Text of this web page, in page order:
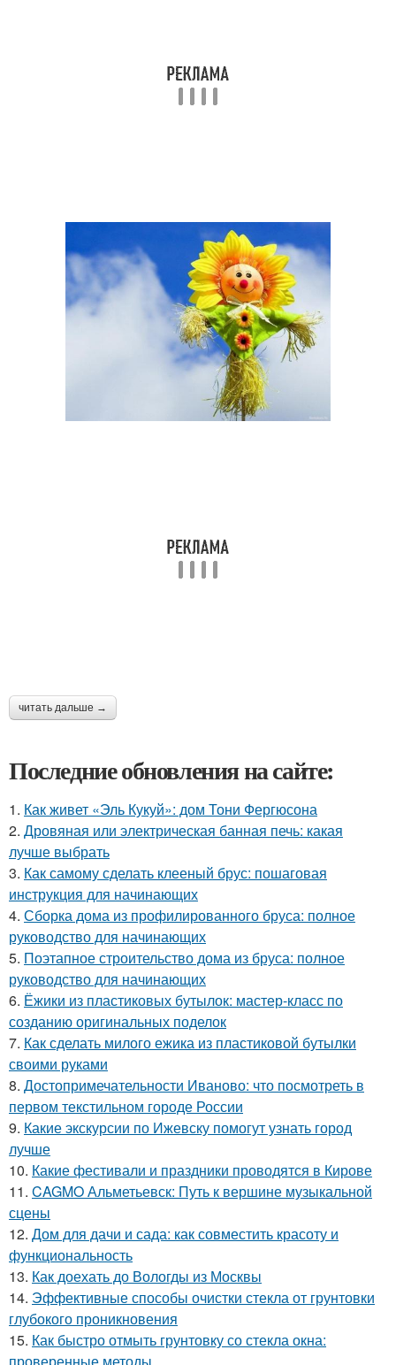
читать дальше →
Последние обновления на сайте:
1. Как живет «Эль Кукуй»: дом Тони Фергюсона
2. Дровяная или электрическая банная печь: какая
лучше выбрать
3. Как самому сделать клееный брус: пошаговая
инструкция для начинающих
4. Сборка дома из профилированного бруса: полное
руководство для начинающих
5. Поэтапное строительство дома из бруса: полное
руководство для начинающих
6. Ёжики из пластиковых бутылок: мастер-класс по
созданию оригинальных поделок
7. Как сделать милого ежика из пластиковой бутылки
своими руками
8. Достопримечательности Иваново: что посмотреть в
первом текстильном городе России
9. Какие экскурсии по Ижевску помогут узнать город
лучше
10. Какие фестивали и праздники проводятся в Кирове
11. CAGMO Альметьевск: Путь к вершине музыкальной
сцены
12. Дом для дачи и сада: как совместить красоту и
функциональность
13. Как доехать до Вологды из Москвы
14. Эффективные способы очистки стекла от грунтовки
глубокого проникновения
15. Как быстро отмыть грунтовку со стекла окна: